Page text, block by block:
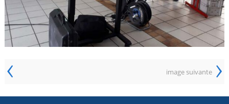
‹ image suivante ›